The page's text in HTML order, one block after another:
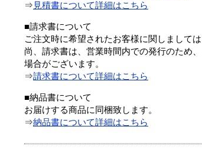
⇒ 見積書について詳細はこちら
■請求書について
ご注文時に希望されたお客様に関しまして
尚、請求書は、営業時間内での発行のため
場合がございます。
⇒請求書について詳細はこちら
■納品書について
お届けする商品に同梱致します。
⇒納品書について詳細はこちら